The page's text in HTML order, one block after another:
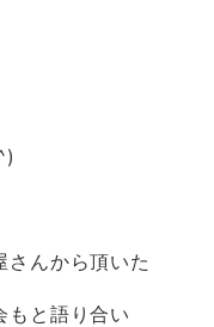
さんから頂いた
もと語り合い